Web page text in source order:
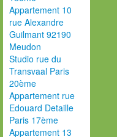
Appartement 10
rue Alexandre
Guilmant 92190
Meudon
Studio rue du
Transvaal Paris
20ème
Appartement rue
Edouard Detaille
Paris 17ème
Appartement 13